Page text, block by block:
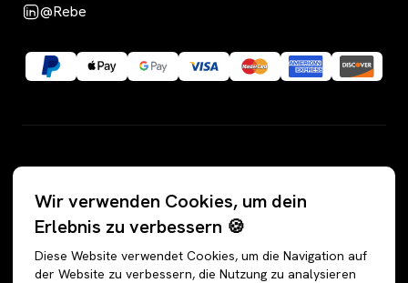
@Rebe
Alle Angebote
Schuhe
Hosen
Jogginghosen
Wir verwenden Cookies, um dein
Erlebnis zu verbessern 🍪
Diese Website verwendet Cookies, um die Navigation auf
der Website zu verbessern, die Nutzung zu analysieren